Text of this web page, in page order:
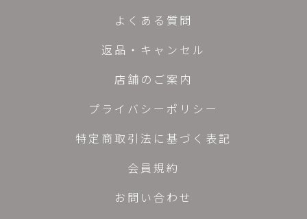
よくある質問
返品・キャンセル
店舗のご案内
プライバシーポリシー
特定商取引法に基づく表記
会員規約
お問い合わせ